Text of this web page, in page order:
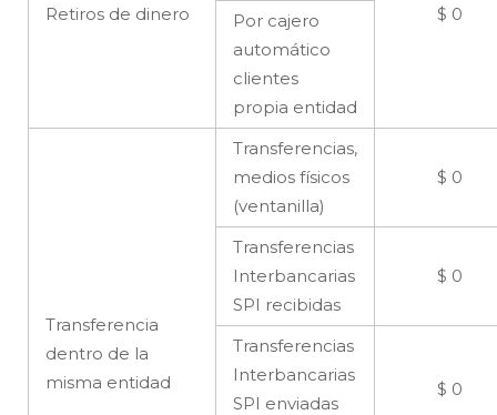
Retiros de dinero
$ 0
Por cajero
automático
clientes
propia entidad
Transferencia
dentro de la
misma entidad
Transferencias,
medios físicos
(ventanilla)
$ 0
Transferencias
Interbancarias
SPI recibidas
$ 0
Transferencias
Interbancarias
SPI enviadas
$ 0